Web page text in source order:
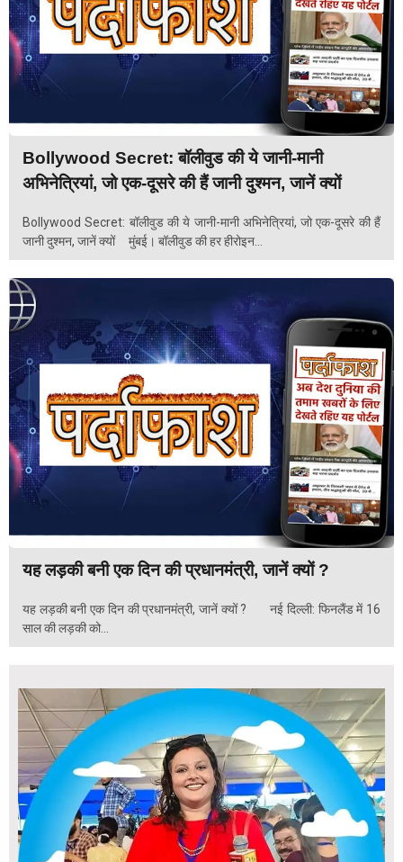
Bollywood Secret: बॉलीवुड की ये जानी-मानी
अभिनेत्रियां, जो एक-दूसरे की हैं जानी दुश्मन, जानें क्यों
Bollywood Secret: बॉलीवुड की ये जानी-मानी अभिनेत्रियां, जो एक-दूसरे की हैं
जानी दुश्मन, जानें क्यों मुंबई। बॉलीवुड की हर हीरोइन...
यह लड़की बनी एक दिन की प्रधानमंत्री, जानें क्यों ?
यह लड़की बनी एक दिन की प्रधानमंत्री, जानें क्यों ? नई दिल्ली: फिनलैंड में 16
साल की लड़की को...